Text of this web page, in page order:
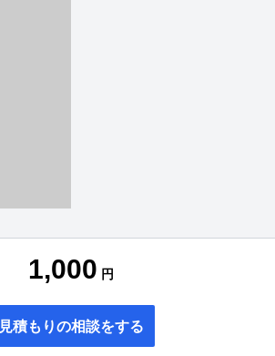
1,000 円
見積もりの相談をする